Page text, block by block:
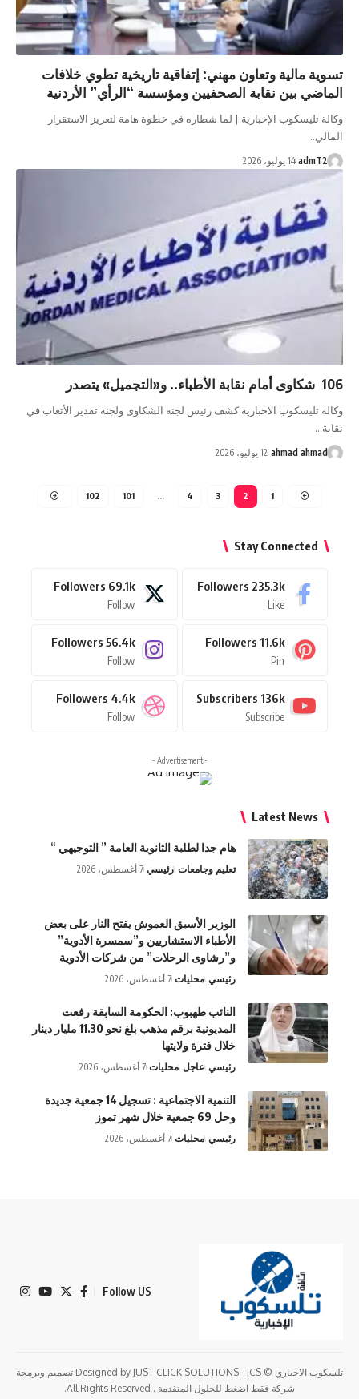
تسوية مالية وتعاون مهني: إتفاقية تاريخية تطوي خلافات
الماضي بين نقابة الصحفيين ومؤسسة “الرأي” الأردنية
وكالة تليسكوب الإخبارية | لما شطاره في خطوة هامة لتعزيز الاستقرار
المالي…
admT2 14 يوليو، 2026
106 شكاوى أمام نقابة الأطباء.. و«التجميل» يتصدر
وكالة تليسكوب الاخبارية كشف رئيس لجنة الشكاوى ولجنة تقدير الأتعاب في
نقابة…
ahmad ahmad 12 يوليو، 2026
1
2
3
4
…
101
102
Stay Connected
235.3k
Followers
Like
69.1k
Followers
Follow
11.6k
Followers
Pin
56.4k
Followers
Follow
136k
Subscribers
Subscribe
4.4k
Followers
Follow
- Advertisement -
Latest News
هام جدا لطلبة الثانوية العامة ” التوجيهي “
تعليم وجامعات رئيسي 7 أغسطس، 2026
الوزير الأسبق العموش يفتح النار على بعض
الأطباء الاستشاريين و”سمسرة الأدوية”
و”رشاوى الرحلات” من شركات الأدوية
رئيسي محليات 7 أغسطس، 2026
النائب طهبوب: الحكومة السابقة رفعت
المديونية برقم مذهب بلغ نحو 11.30 مليار دينار
خلال فترة ولايتها
رئيسي عاجل محليات 7 أغسطس، 2026
التنمية الاجتماعية : تسجيل 14 جمعية جديدة
وحل 69 جمعية خلال شهر تموز
رئيسي محليات 7 أغسطس، 2026
Follow US
تلسكوب الاخباري © Designed by JUST CLICK SOLUTIONS - JCS تصميم وبرمجة
شركة فقط اضغط للحلول المتقدمة . All Rights Reserved.